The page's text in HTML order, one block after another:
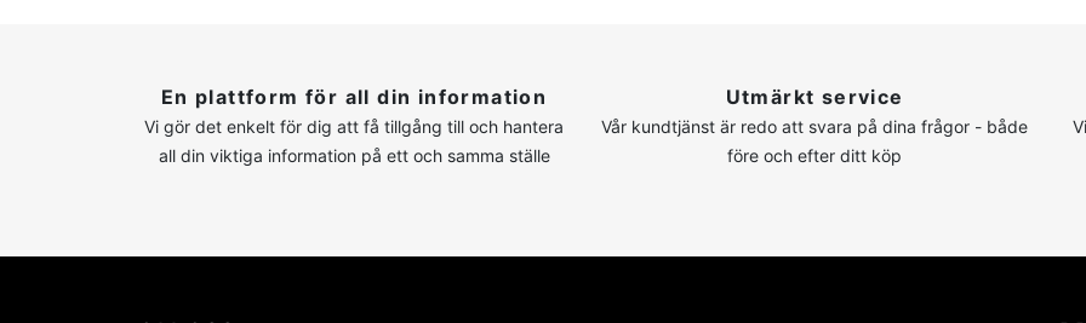
En plattform för all din information
Vi gör det enkelt för dig att få tillgång till och hantera
all din viktiga information på ett och samma ställe
Utmärkt service
Vår kundtjänst är redo att svara på dina frågor - både
före och efter ditt köp